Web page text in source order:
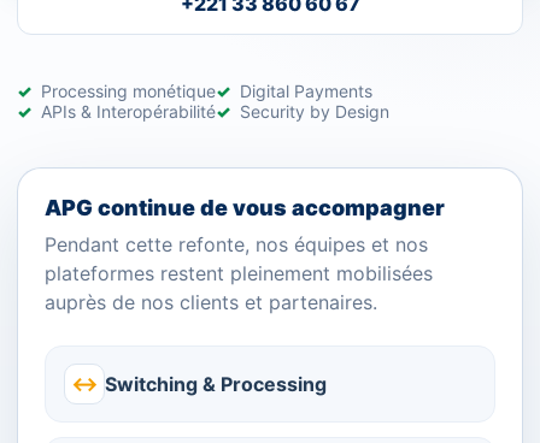
Processing monétique
Digital Payments
APIs & Interopérabilité
Security by Design
APG continue de vous accompagner
Pendant cette refonte, nos équipes et nos
plateformes restent pleinement mobilisées
auprès de nos clients et partenaires.
↔ Switching & Processing